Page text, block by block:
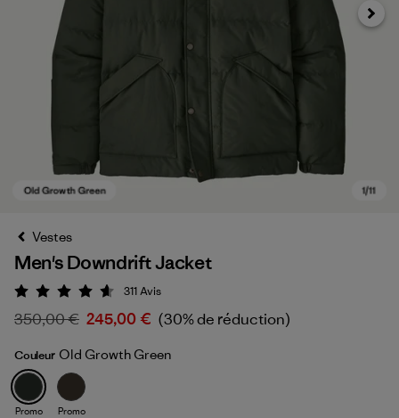
Old Growth Green
Vestes
Men's Downdrift Jacket
Évaluation: 4.6 / 5
311Avis
350,00 € 245,00 € (30% de réduction)
Couleur Old Growth Green
Promo Promo